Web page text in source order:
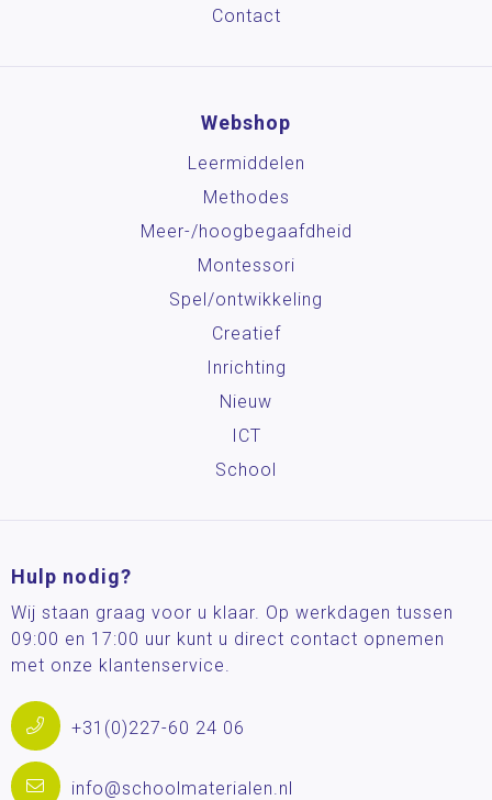
Contact
Webshop
Leermiddelen
Methodes
Meer-/hoog­begaafdheid
Montessori
Spel/ontwikkeling
Creatief
Inrichting
Nieuw
ICT
School
Hulp nodig?
Wij staan graag voor u klaar. Op werkdagen tussen
09:00 en 17:00 uur kunt u direct contact opnemen
met onze klantenservice.
+31(0)227-60 24 06
info@schoolmaterialen.nl